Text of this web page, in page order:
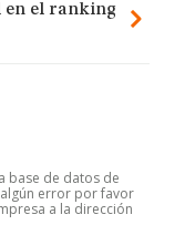
en el ranking
base de datos de
algún error por favor
a la dirección